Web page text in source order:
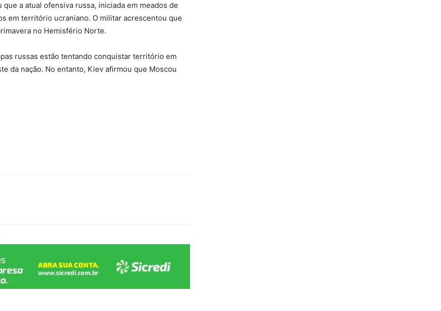
a atual ofensiva russa, iniciada em meados de
em território ucraniano. O militar acrescentou que
no Hemisfério Norte.
russas estão tentando conquistar território em
da nação. No entanto, Kiev afirmou que Moscou